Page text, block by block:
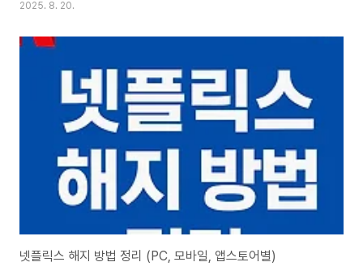
and Steel)』는 “왜 어떤 사회는 앞서가고, 어떤 사회는 뒤처졌는가?”라는 질
니라 환경(Environment)이 문명의 격차를 만들었다고 설명합니다.“역사는
영웅의 서사가 아니라, 환경이 빚은 결과다..
2025. 8. 20.
넷플릭스 해지 방법 정리 (PC, 모바일, 앱스토어별)